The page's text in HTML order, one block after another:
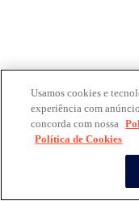
Usamos cookies e
experiência com
concorda com nossa
Política de Cookies